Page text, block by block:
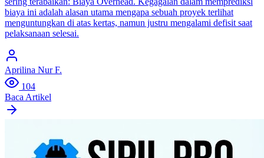
biaya ini adalah alasan utama mengapa sebuah proyek terlihat
menguntungkan di atas kertas, namun justru mengalami defisit saat
pelaksanaan selesai.
Aprilina Nur F.
104
Baca Artikel